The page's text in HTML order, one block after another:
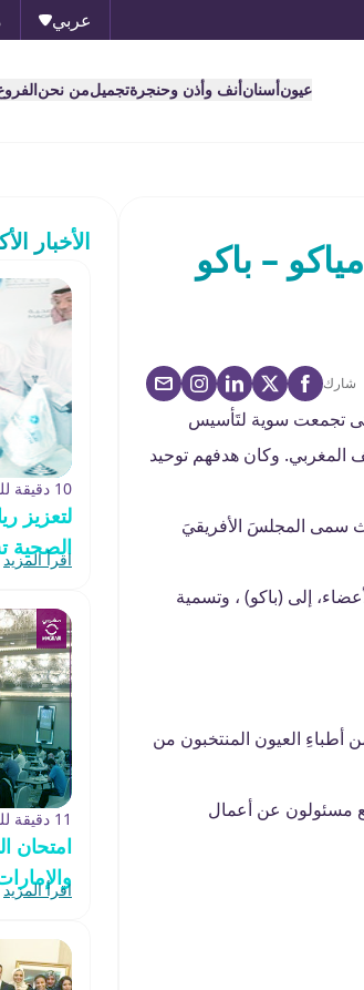
عربي
عيونأسنانأنف وأذن وحنجرةتجميلمن نحن
– باكو
شارك
التى تجمعت سوية لتَأسيس
المغربي. وكان هدفهم توحيد
حيث سمى المجلسَ الأفريقيَ
الإيرانية ، مكونة من أكثر مِنْ 1200 طبيب من الأعضاء، إلى (باكو) ، وتسمية
العيون المنتخبون من
موقع مسئولون عن أعمال
الأخبار
10 دقيقة للقراءة
لتعزيز
الصحية
اقرأ المزيد
11 دقيقة للقراءة
اقرأ المزيد